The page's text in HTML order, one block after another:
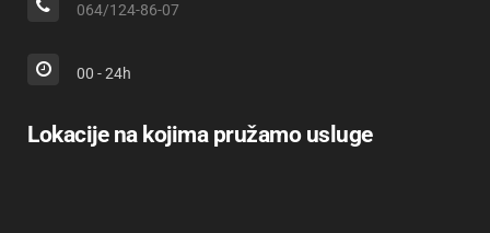
064/124-86-07
00 - 24h
Lokacije na kojima pružamo usluge